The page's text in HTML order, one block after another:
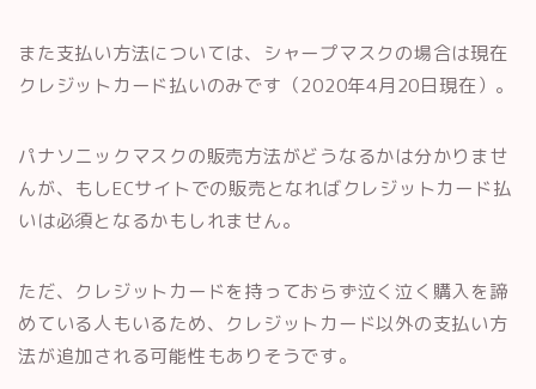
また支払い方法については、シャープマスクの場合は現在
クレジットカード払いのみです（2020年4月20日現在）。
パナソニックマスクの販売方法がどうなるかは分かりませ
んが、もしECサイトでの販売となればクレジットカード払
いは必須となるかもしれません。
ただ、クレジットカードを持っておらず泣く泣く購入を諦
めている人もいるため、クレジットカード以外の支払い方
法が追加される可能性もありそうです。